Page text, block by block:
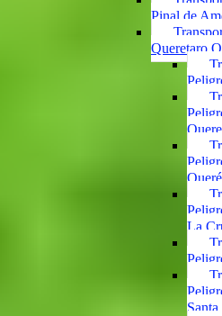
Pinal de
Queretaro
La
Santa